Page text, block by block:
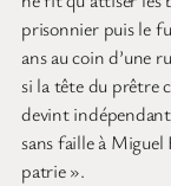
prisonnier puis le
ans au coin d’une
si la tête du prêtre
devint
sans faille à
patrie ».